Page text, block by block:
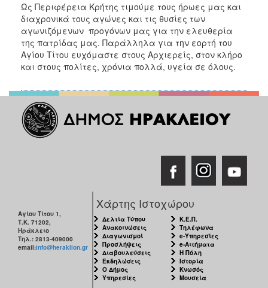
Ως Περιφέρεια Κρήτης τιμούμε τους ήρωες μας και
διαχρονικά τους αγώνες και τις θυσίες των
αγωνιζόμενων προγόνων μας για την ελευθερία
της πατρίδας μας. Παράλληλα για την εορτή του
Αγίου Τίτου ευχόμαστε στους Αρχιερείς, στον κλήρο
και στους πολίτες, χρόνια πολλά, υγεία σε όλους.
Αγίου Τίτου 1,
Τ.Κ. 71202,
Ηράκλειο
Τηλ.: 2813-409000
email:info@heraklion.gr
Χάρτης Ιστοχώρου
Δελτία Τύπου
Ανακοινώσεις
Διαγωνισμοί
Προσλήψεις
Διαβουλεύσεις
Εκδηλώσεις
Ο Δήμος
Υπηρεσίες
Κ.Ε.Π.
Τηλέφωνα
e-Υπηρεσίες
e-Αιτήματα
Η Πόλη
Ιστορία
Κνωσός
Μουσεία